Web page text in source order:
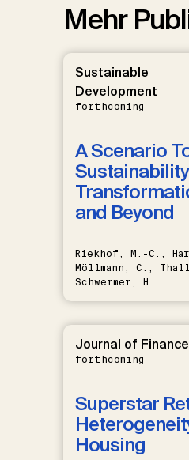
Mehr
Sustainable
Development
forthcoming
A Scenario
Sustainability
and Beyond
Riekhof, M.-C.,
Möllmann, C.,
Schwermer, H.
Journal of Finance
forthcoming
Superstar
Housing